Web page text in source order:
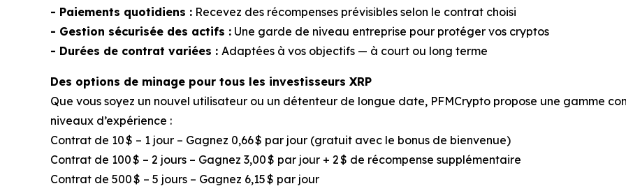
- Paiements quotidiens : Recevez des récompenses prévisibles selon le contrat choisi
- Gestion sécurisée des actifs : Une garde de niveau entreprise pour protéger vos cryptos
- Durées de contrat variées : Adaptées à vos objectifs — à court ou long terme
Des options de minage pour tous les investisseurs XRP
Que vous soyez un nouvel utilisateur ou un détenteur de longue date, PFMCrypto propose une gamme
niveaux d’expérience :
Contrat de 10 $ – 1 jour – Gagnez 0,66 $ par jour (gratuit avec le bonus de bienvenue)
Contrat de 100 $ – 2 jours – Gagnez 3,00 $ par jour + 2 $ de récompense supplémentaire
Contrat de 500 $ – 5 jours – Gagnez 6,15 $ par jour